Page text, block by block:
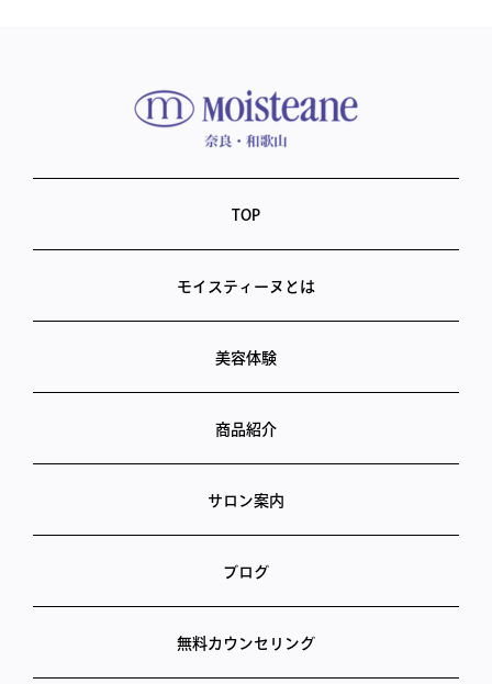
TOP
モイスティーヌとは
美容体験
商品紹介
サロン案内
ブログ
無料カウンセリング